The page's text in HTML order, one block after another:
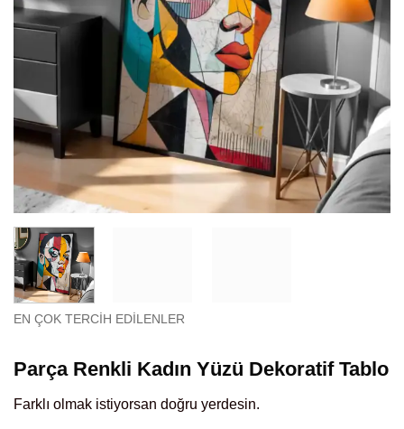
EN ÇOK TERCIH EDILENLER
Parça Renkli Kadın Yüzü Dekoratif Tablo
Farklı olmak istiyorsan doğru yerdesin.